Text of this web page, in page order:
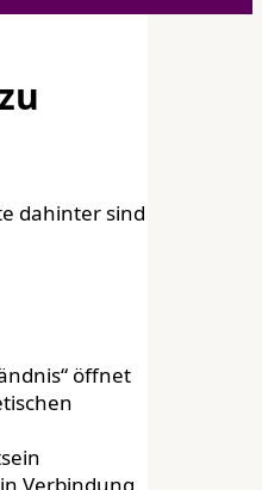
dahinter sind
öffnet
Verbindung